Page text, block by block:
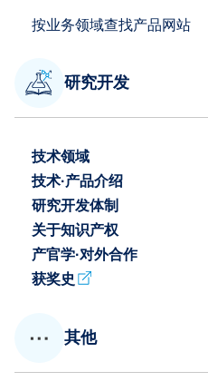
按业务领域查找产品网站
研究开发
技术领域
技术·产品介绍
研究开发体制
关于知识产权
产官学·对外合作
获奖史
其他